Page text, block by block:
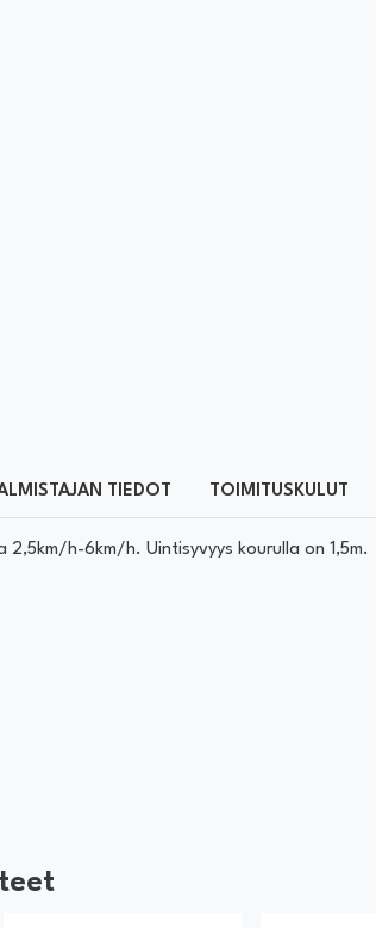
TIEDOT TOIMITUSKULUT
2,5km/h-6km/h. Uintisyvyys kourulla on 1,5m.